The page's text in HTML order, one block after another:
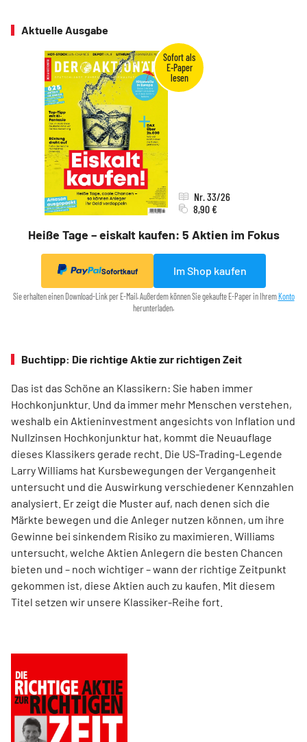
Aktuelle Ausgabe
Heiße Tage – eiskalt kaufen: 5 Aktien im Fokus
Nr. 33/26
8,90 €
Sofortkauf Im Shop kaufen
Sie erhalten einen Download-Link per E-Mail. Außerdem können Sie gekaufte E-Paper in Ihrem Konto
herunterladen.
Buchtipp: Die richtige Aktie zur richtigen Zeit
Das ist das Schöne an Klassikern: Sie haben immer
Hochkonjunktur. Und da immer mehr Menschen verstehen,
weshalb ein Aktieninvestment angesichts von Inflation und
Nullzinsen Hochkonjunktur hat, kommt die Neuauflage
dieses Klassikers gerade recht. Die US-Trading-Legende
Larry Williams hat Kursbewegungen der Vergangenheit
untersucht und die Auswirkung verschiedener Kennzahlen
analysiert. Er zeigt die Muster auf, nach denen sich die
Märkte bewegen und die Anleger nutzen können, um ihre
Gewinne bei sinkendem Risiko zu maximieren. Williams
untersucht, welche Aktien Anlegern die besten Chancen
bieten und – noch wichtiger – wann der richtige Zeitpunkt
gekommen ist, diese Aktien auch zu kaufen. Mit diesem
Titel setzen wir unsere Klassiker-Reihe fort.